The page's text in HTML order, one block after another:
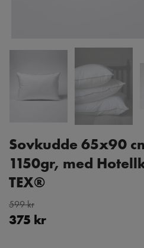
Sovkudde 65x90
1150gr, med
TEX®
599 kr
375 kr